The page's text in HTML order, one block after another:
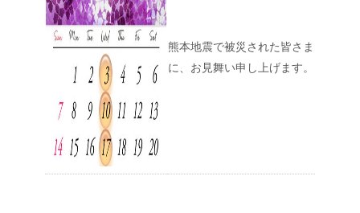
熊本地震で被災された皆さま
に、お見舞い申し上げます。